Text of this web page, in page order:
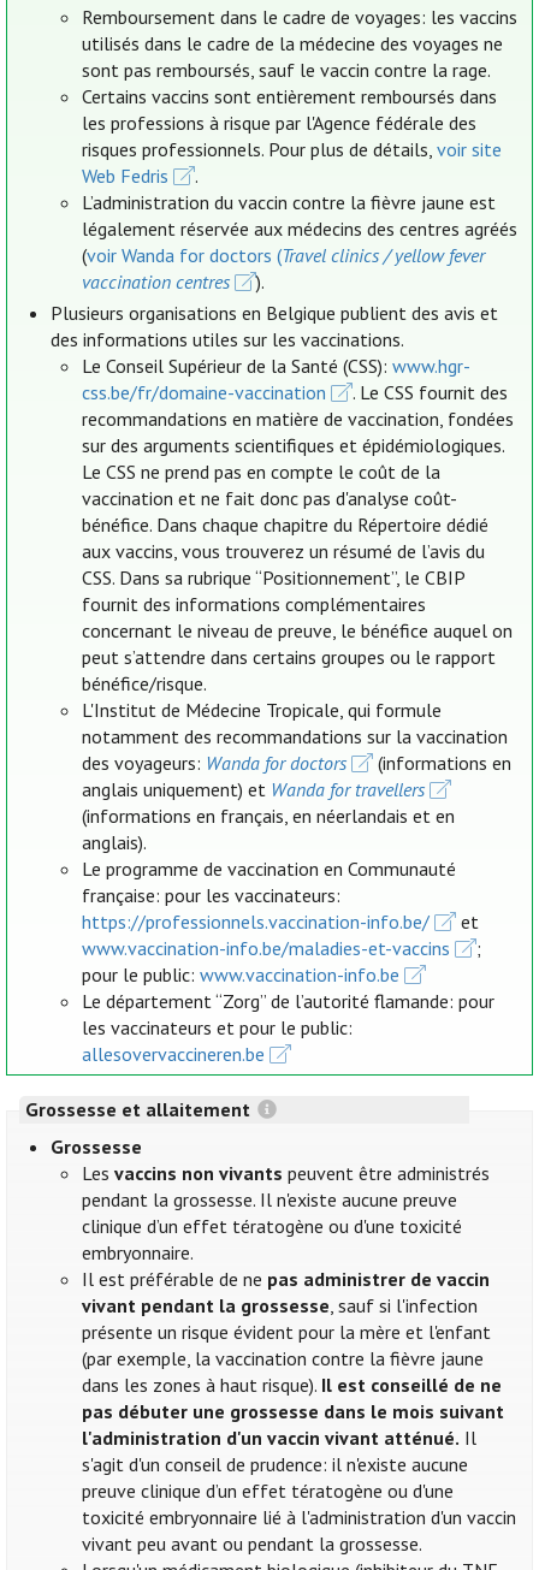
Remboursement dans le cadre de voyages: les vaccins
utilisés dans le cadre de la médecine des voyages ne
sont pas remboursés, sauf le vaccin contre la rage.
Certains vaccins sont entièrement remboursés dans
les professions à risque par l'Agence fédérale des
risques professionnels. Pour plus de détails,voir site
Web Fedris
.
L’administration du vaccin contre la fièvre jaune est
légalement réservée aux médecins des centres agréés
(voir Wanda for doctors (Travel clinics / yellow fever
vaccination centres
).
Plusieurs organisations en Belgique publient des avis et
des informations utiles sur les vaccinations.
Le Conseil Supérieur de la Santé (CSS):www.hgr-
css.be/fr/domaine-vaccination
. Le CSS fournit des
recommandations en matière de vaccination, fondées
sur des arguments scientifiques et épidémiologiques.
Le CSS ne prend pas en compte le coût de la
vaccination et ne fait donc pas d'analyse coût-
bénéfice. Dans chaque chapitre du Répertoire dédié
aux vaccins, vous trouverez un résumé de l’avis du
CSS. Dans sa rubrique “Positionnement”, le CBIP
fournit des informations complémentaires
concernant le niveau de preuve, le bénéfice auquel on
peut s’attendre dans certains groupes ou le rapport
bénéfice/risque.
L'Institut de Médecine Tropicale, qui formule
notamment des recommandations sur la vaccination
des voyageurs: Wanda for doctors
(informations en
anglais uniquement) et Wanda for travellers
(informations en français, en néerlandais et en
anglais).
Le programme de vaccination en Communauté
française: pour les vaccinateurs:
https://professionnels.vaccination-info.be/
et
www.vaccination-info.be/maladies-et-vaccins
;
pour le public:www.vaccination-info.be
Le département “Zorg” de l’autorité flamande: pour
les vaccinateurs et pour le public:
allesovervaccineren.be
Grossesse et allaitement
Grossesse
Lesvaccins non vivants peuvent être administrés
pendant la grossesse. Il n'existe aucune preuve
clinique d’un effet tératogène ou d'une toxicité
embryonnaire.
Il est préférable de ne pas administrer de vaccin
vivant pendant la grossesse, sauf si l'infection
présente un risque évident pour la mère et l'enfant
(par exemple, la vaccination contre la fièvre jaune
dans les zones à haut risque). Il est conseillé de ne
pas débuter une grossesse dans le mois suivant
l'administration d'un vaccin vivant atténué. Il
s'agit d'un conseil de prudence: il n'existe aucune
preuve clinique d’un effet tératogène ou d'une
toxicité embryonnaire lié à l'administration d'un vaccin
vivant peu avant ou pendant la grossesse.